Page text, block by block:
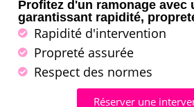
Profitez d'un ramonage avec
garantissant rapidité,
Rapidité d'intervention
Propreté assurée
Respect des normes
Réserver une